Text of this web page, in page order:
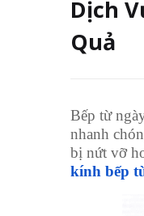
Dịch
Quả
Bếp từ
nhanh
bị nứt vỡ
kính bếp